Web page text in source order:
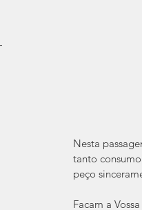
Nesta
tanto
peço
Facam a